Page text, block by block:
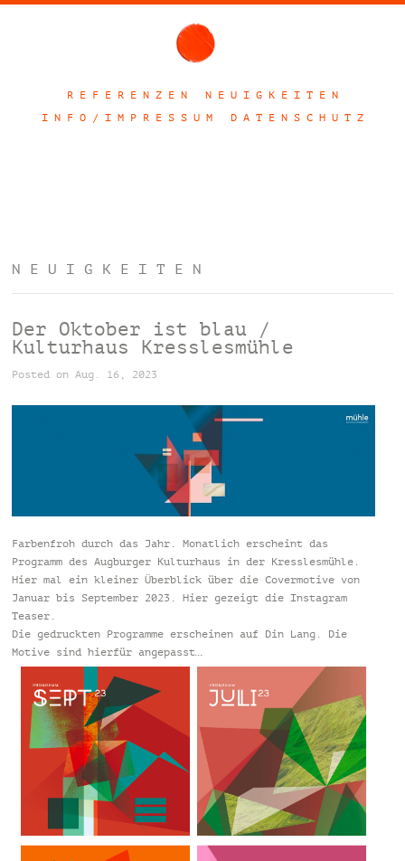
R E F E R E N Z E N
N E U I G K E I T E N
I N F O / I M P R E S S U M
D A T E N S C H U T Z
N E U I G K E I T E N
Der Oktober ist blau /
Kulturhaus Kresslesmühle
Posted on Aug. 16, 2023
Farbenfroh durch das Jahr. Monatlich erscheint das
Programm des Augburger Kulturhaus in der Kresslesmühle.
Hier mal ein kleiner Überblick über die Covermotive von
Januar bis September 2023. Hier gezeigt die Instagram
Teaser.
Die gedruckten Programme erscheinen auf Din Lang. Die
Motive sind hierfür angepasst…